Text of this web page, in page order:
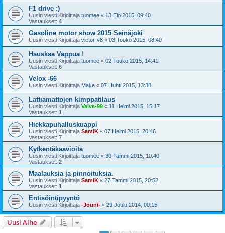
F1 drive :)
Uusin viesti Kirjoittaja tuomee « 13 Elo 2015, 09:40
Vastaukset: 4
Gasoline motor show 2015 Seinäjoki
Uusin viesti Kirjoittaja victor-v8 « 03 Touko 2015, 08:40
Hauskaa Vappua !
Uusin viesti Kirjoittaja tuomee « 02 Touko 2015, 14:41
Vastaukset: 6
Velox -66
Uusin viesti Kirjoittaja Make « 07 Huhti 2015, 13:38
Lattiamattojen kimppatilaus
Uusin viesti Kirjoittaja Vaiva-99 « 11 Helmi 2015, 15:17
Vastaukset: 1
Hiekkapuhalluskuappi
Uusin viesti Kirjoittaja SamiK « 07 Helmi 2015, 20:46
Vastaukset: 7
Kytkentäkaavioita
Uusin viesti Kirjoittaja tuomee « 30 Tammi 2015, 10:40
Vastaukset: 2
Maalauksia ja pinnoituksia.
Uusin viesti Kirjoittaja SamiK « 27 Tammi 2015, 20:52
Vastaukset: 1
Entisöintipyyntö
Uusin viesti Kirjoittaja -Jouni- « 29 Joulu 2014, 00:15
Uusi Aihe